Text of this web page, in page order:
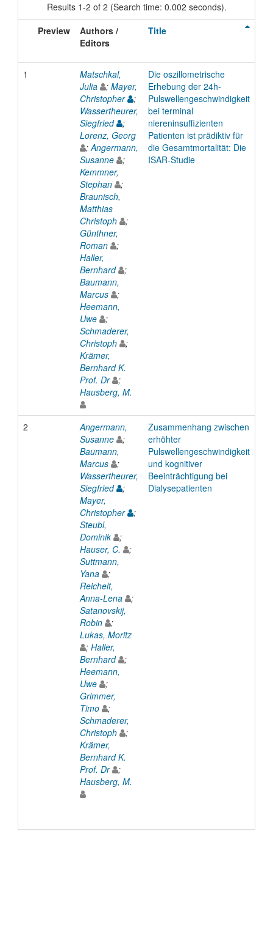
Results 1-2 of 2 (Search time: 0.002 seconds).
Preview
Authors /
Editors
Title
1
Matschkal,
Julia
; Mayer,
Christopher
;
Wassertheurer,
Siegfried
;
Lorenz, Georg
;Angermann,
Susanne
;
Kemmner,
Stephan
;
Braunisch,
Matthias
Christoph
;
Günthner,
Roman
;
Haller,
Bernhard
;
Baumann,
Marcus
;
Heemann,
Uwe
;
Schmaderer,
Christoph
;
Krämer,
Bernhard K.
Prof. Dr
;
Hausberg, M.
Die oszillometrische
Erhebung der 24h-
Pulswellengeschwindigkeit
bei terminal
niereninsuffizienten
Patienten ist prädiktiv für
die Gesamtmortalität: Die
ISAR-Studie
2
Angermann,
Susanne
;
Baumann,
Marcus
;
Wassertheurer,
Siegfried
;
Mayer,
Christopher
;
Steubl,
Dominik
;
Hauser, C.
;
Suttmann,
Yana
;
Reichelt,
Anna-Lena
;
Satanovskij,
Robin
;
Lukas, Moritz
; Haller,
Bernhard
;
Heemann,
Uwe
;
Grimmer,
Timo
;
Schmaderer,
Christoph
;
Krämer,
Bernhard K.
Prof. Dr
;
Hausberg, M.
Zusammenhang zwischen
erhöhter
Pulswellengeschwindigkeit
und kognitiver
Beeinträchtigung bei
Dialysepatienten